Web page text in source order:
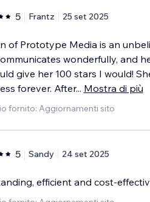
5 Frantz 25 set 2025
of Prototype Media is an
wonderfully, and
give her 100 stars I would!
forever. After... Mostra di più
fornito: Aggiornamenti sito
5 Sandy 24 set 2025
efficient and cost-